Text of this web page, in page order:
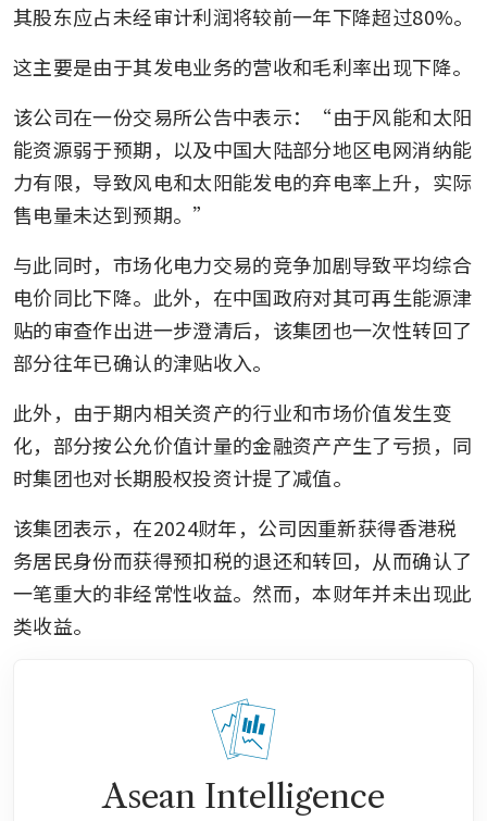
其股东应占未经审计利润将较前一年下降超过80%。
这主要是由于其发电业务的营收和毛利率出现下降。
该公司在一份交易所公告中表示：“由于风能和太阳
能资源弱于预期，以及中国大陆部分地区电网消纳能
力有限，导致风电和太阳能发电的弃电率上升，实际
售电量未达到预期。”
与此同时，市场化电力交易的竞争加剧导致平均综合
电价同比下降。此外，在中国政府对其可再生能源津
贴的审查作出进一步澄清后，该集团也一次性转回了
部分往年已确认的津贴收入。
此外，由于期内相关资产的行业和市场价值发生变
化，部分按公允价值计量的金融资产产生了亏损，同
时集团也对长期股权投资计提了减值。
该集团表示，在2024财年，公司因重新获得香港税
务居民身份而获得预扣税的退还和转回，从而确认了
一笔重大的非经常性收益。然而，本财年并未出现此
类收益。
Asean Intelligence